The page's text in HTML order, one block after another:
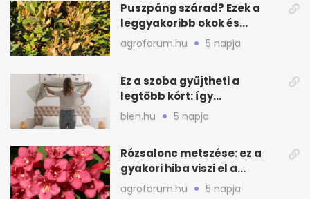
Puszpáng szárad? Ezek a
leggyakoribb okok és
teendők
agroforum.hu 5 napja
Ez a szoba gyűjtheti a
legtöbb kórt: így
mélytisztítsd otthon
bien.hu 5 napja
Rózsalonc metszése: ez a
gyakori hiba viszi el a
virágzást
agroforum.hu 5 napja